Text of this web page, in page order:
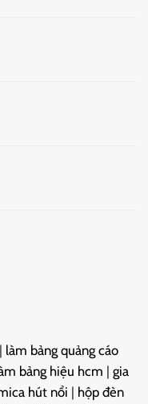
| làm bảng quảng cáo
bảng hiệu hcm | gia
hút nổi | hộp đèn